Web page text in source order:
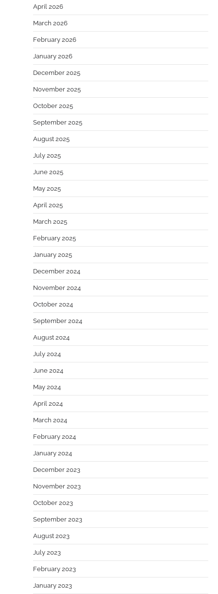
April 2026
March 2026
February 2026
January 2026
December 2025
November 2025
October 2025
September 2025
August 2025
July 2025
June 2025
May 2025
April 2025
March 2025
February 2025
January 2025
December 2024
November 2024
October 2024
September 2024
August 2024
July 2024
June 2024
May 2024
April 2024
March 2024
February 2024
January 2024
December 2023
November 2023
October 2023
September 2023
August 2023
July 2023
February 2023
January 2023